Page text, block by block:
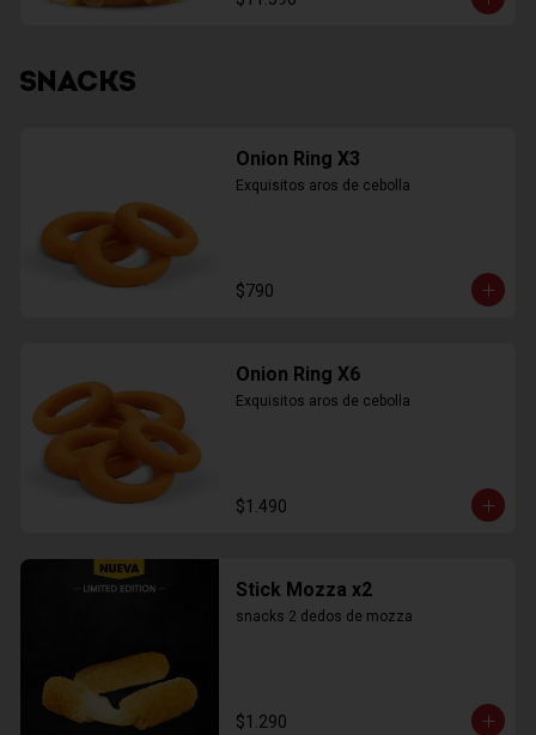
SNACKS
Onion Ring X3
Exquisitos aros de cebolla
$790
Onion Ring X6
Exquisitos aros de cebolla
$1.490
Stick Mozza x2
snacks 2 dedos de mozza
$1.290